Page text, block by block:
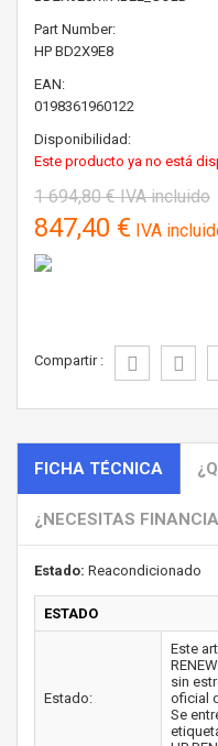
Part Number:
HP BD2X9E8
EAN:
0198361960122
Disponibilidad:
Este producto ya no está
1 694,80 €IVA incluido
847,40 € IVA
Compartir :
FICHA TÉCNICA
¿NECESITAS
Estado: Reacondicionado
ESTADO
Estado:
Este
sin
oficial
Se